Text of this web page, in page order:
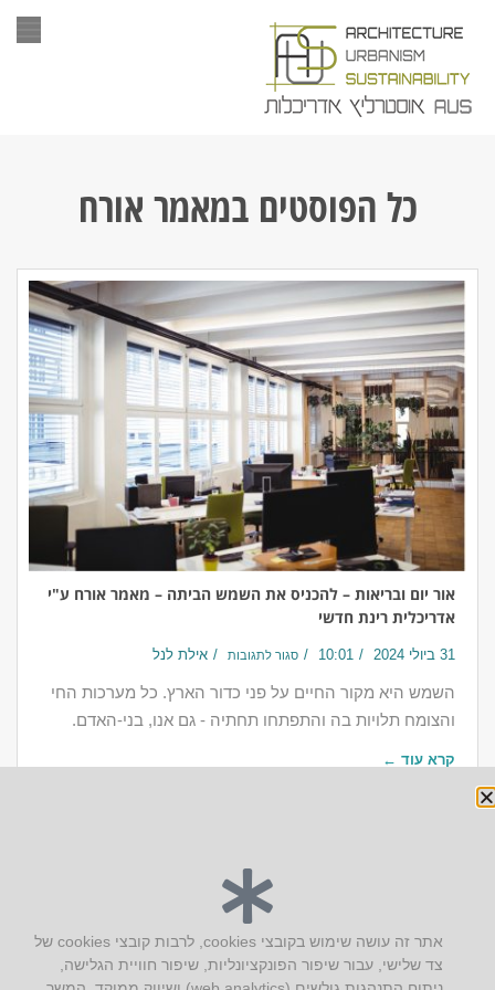
כל הפוסטים במאמר אורח
אור יום ובריאות – להכניס את השמש הביתה – מאמר אורח ע"י
אדריכלית רינת חדשי
31 ביולי 2024 10:01 סגור לתגובות אילת לנל
השמש היא מקור החיים על פני כדור הארץ. כל מערכות החי
והצומח תלויות בה והתפתחו תחתיה - גם אנו, בני-האדם.
קרא עוד ←
אתר זה עושה שימוש בקובצי cookies, לרבות קובצי cookies של
צד שלישי, עבור שיפור הפונקציונליות, שיפור חוויית הגלישה,